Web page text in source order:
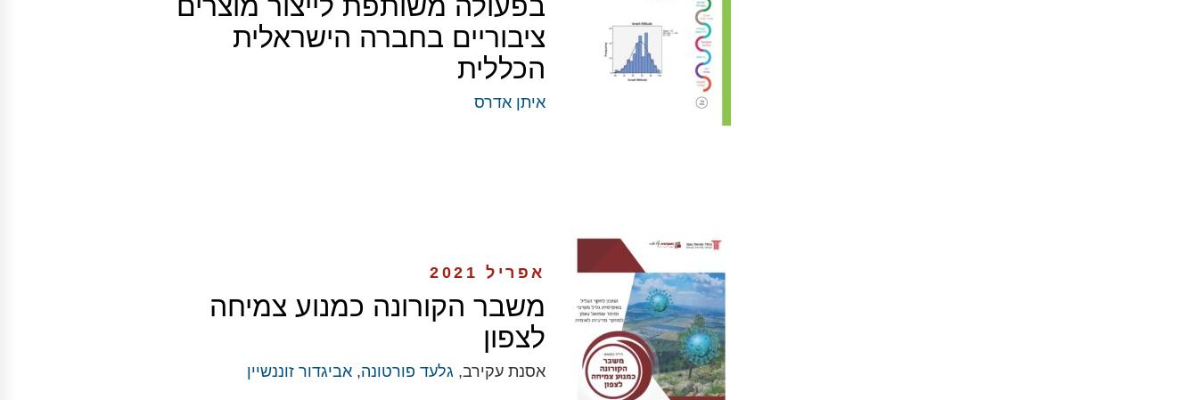
ציבוריים בחברה הישראלית
הכללית
איתן אדרס
אפריל 2021
משבר הקורונה כמנוע צמיחה
לצפון
אסנת עקירב, גלעד פורטונה, אביגדור זוננשיין